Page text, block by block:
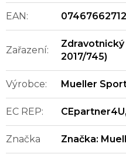
EAN :
Zařazení:
Zdravotnický
2017/745)
Výrobce: Mueller
EC REP:
Značka Značka: